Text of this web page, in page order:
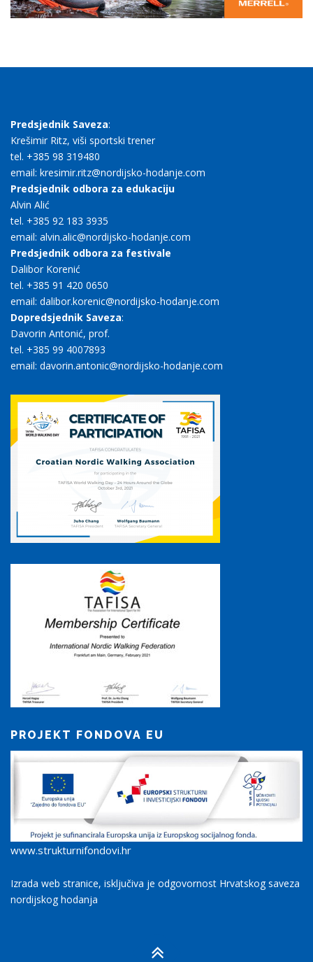
Predsjednik Saveza:
Krešimir Ritz, viši sportski trener
tel. +385 98 319480
email: kresimir.ritz@nordijsko-hodanje.com
Predsjednik odbora za edukaciju
Alvin Alić
tel. +385 92 183 3935
email: alvin.alic@nordijsko-hodanje.com
Predsjednik odbora za festivale
Dalibor Korenić
tel. +385 91 420 0650
email: dalibor.korenic@nordijsko-hodanje.com
Dopredsjednik Saveza:
Davorin Antonić, prof.
tel. +385 99 4007893
email: davorin.antonic@nordijsko-hodanje.com
PROJEKT FONDOVA EU
www.strukturnifondovi.hr
Izrada web stranice, isključiva je odgovornost Hrvatskog saveza
nordijskog hodanja